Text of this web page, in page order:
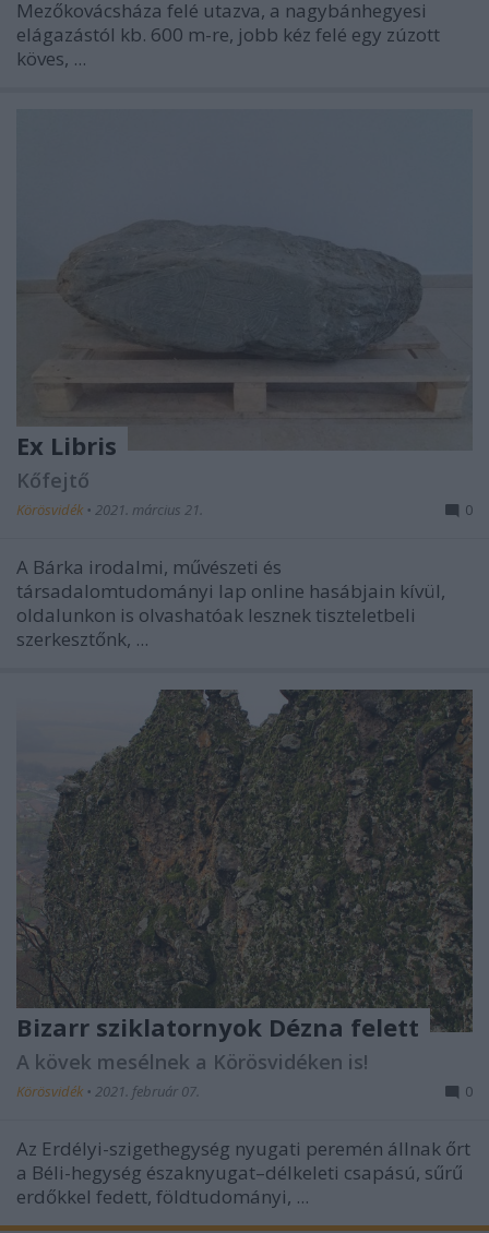
Mezőkovácsháza felé utazva, a nagybánhegyesi
elágazástól kb. 600 m-re, jobb kéz felé egy zúzott
köves, ...
Ex Libris
Kőfejtő
Körösvidék • 2021. március 21. 0
A Bárka irodalmi, művészeti és
társadalomtudományi lap online hasábjain kívül,
oldalunkon is olvashatóak lesznek tiszteletbeli
szerkesztőnk, ...
Bizarr sziklatornyok Dézna felett
A kövek mesélnek a Körösvidéken is!
Körösvidék • 2021. február 07. 0
Az Erdélyi-szigethegység nyugati peremén állnak őrt
a Béli-hegység északnyugat–délkeleti csapású, sűrű
erdőkkel fedett, földtudományi, ...